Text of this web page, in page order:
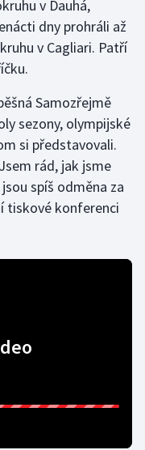
v Dauhá,
dny prohráli až
v Cagliari. Patří
Samozřejmě
sezony, olympijské
si představovali.
rád, jak jsme
spíš odměna za
tiskové konferenci